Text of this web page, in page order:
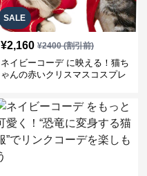
SALE
¥2,160 ¥2400(割引前)
ネイビーコーデ に映える！猫ち
ゃんの赤いクリスマスコスプレ